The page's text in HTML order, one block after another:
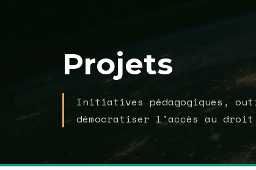
Projets
Initiatives pédagogiques,
démocratiser l'accès au droit